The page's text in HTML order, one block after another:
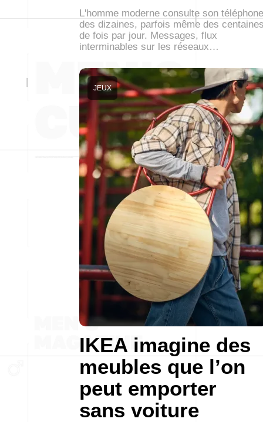
L'homme moderne consulte son téléphone
des dizaines, parfois même des
de fois par jour. Messages, flux
interminables sur les réseaux…
IKEA imagine des
meubles que l’on
peut emporter
sans voiture
JEUX